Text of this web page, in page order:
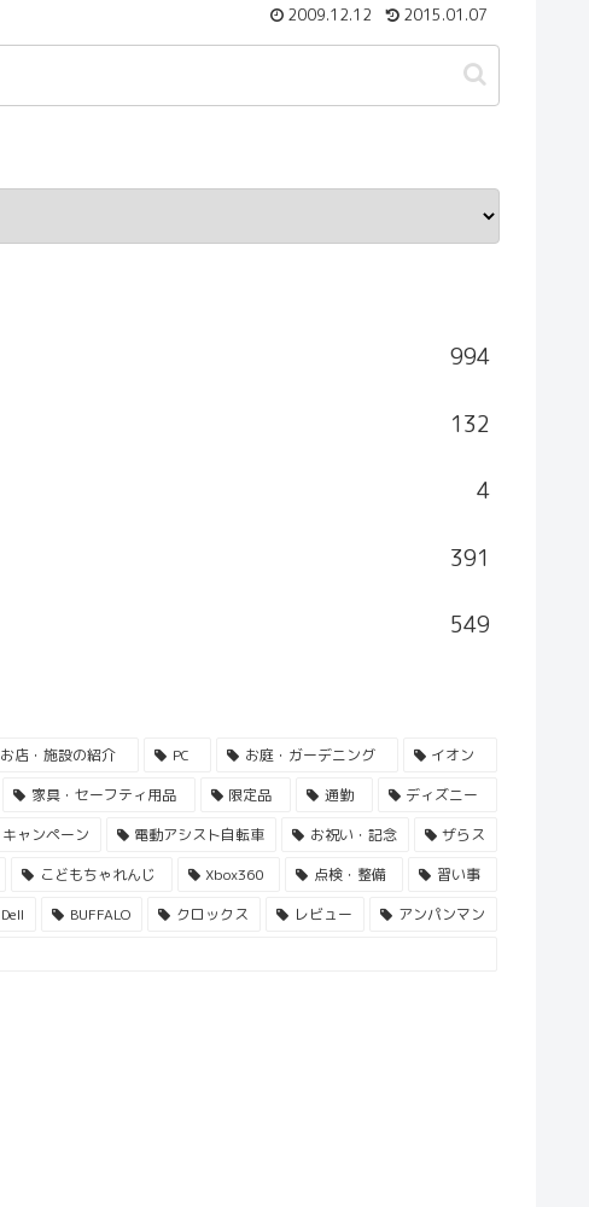
2009.12.12 2015.01.07
994
132
4
391
549
お店・施設の紹介 PC お庭・ガーデニング
イオン
家具・セーフティ用品 限定品 通勤
ディズニー
キャンペーン 電動アシスト自転車 お祝い・記念
ザらス
こどもちゃれんじ Xbox360 点検・整備
習い事
Dell BUFFALO クロックス レビュー
アンパンマン